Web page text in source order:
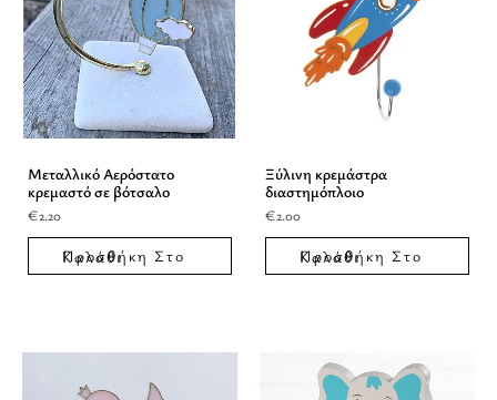
Μεταλλικό Αερόστατο
κρεμαστό σε βότσαλο
€2.20
Προσθήκη Στο Καλάθι
Ξύλινη κρεμάστρα
διαστημόπλοιο
€2.00
Προσθήκη Στο Καλάθι